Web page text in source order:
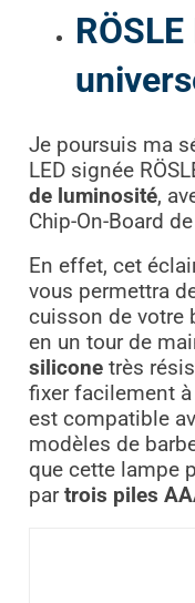
Je poursuis ma
LED signée
de luminosité,
Chip-On-Board
En effet, cet
vous permettra
cuisson de votre
en un tour de
siliconetrès
fixer facilement à
est compatible
modèles de
que cette lampe
partrois piles